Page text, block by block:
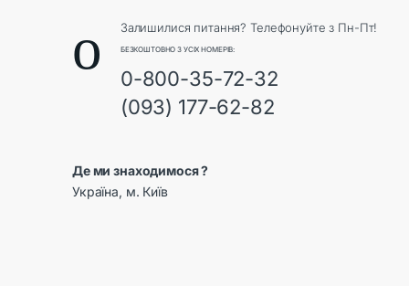
Залишилися питання? Телефонуйте з Пн-Пт!
БЕЗКОШТОВНО З УСІХ НОМЕРІВ:
0-800-35-72-32
(093) 177-62-82
Де ми знаходимося ?
Україна, м. Київ